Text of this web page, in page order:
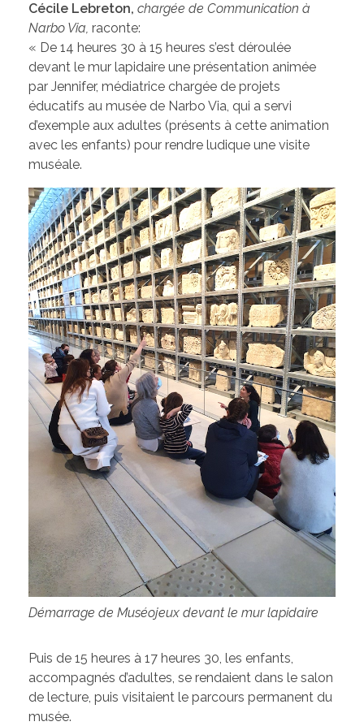
Cécile Lebreton, chargée de Communication à
Narbo Via, raconte:
« De 14 heures 30 à 15 heures s’est déroulée
devant le mur lapidaire une présentation animée
par Jennifer, médiatrice chargée de projets
éducatifs au musée de Narbo Via, qui a servi
d’exemple aux adultes (présents à cette animation
avec les enfants) pour rendre ludique une visite
muséale.
Démarrage de Muséojeux devant le mur lapidaire
Puis de 15 heures à 17 heures 30, les enfants,
accompagnés d’adultes, se rendaient dans le salon
de lecture, puis visitaient le parcours permanent du
musée.